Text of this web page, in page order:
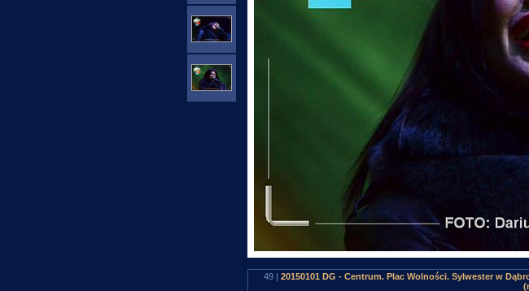
49 | 20150101 DG - Centrum. Plac Wolności. Sylwester w